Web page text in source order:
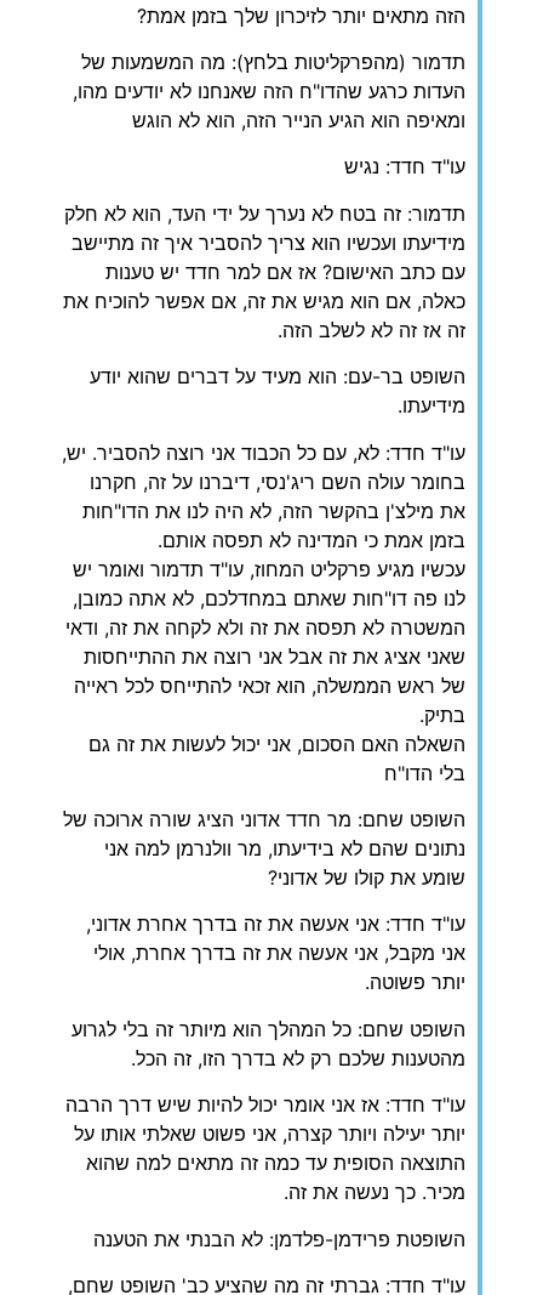
הזה מתאים יותר לזיכרון שלך בזמן אמת?
תדמור (מהפרקליטות בלחץ): מה המשמעות של
העדות כרגע שהדו"ח הזה שאנחנו לא יודעים מהו,
ומאיפה הוא הגיע הנייר הזה, הוא לא הוגש
עו"ד חדד: נגיש
תדמור: זה בטח לא נערך על ידי העד, הוא לא חלק
מידיעתו ועכשיו הוא צריך להסביר איך זה מתיישב
עם כתב האישום? אז אם למר חדד יש טענות
כאלה, אם הוא מגיש את זה, אם אפשר להוכיח את
זה אז זה לא לשלב הזה.
השופט בר-עם: הוא מעיד על דברים שהוא יודע
מידיעתו.
עו"ד חדד: לא, עם כל הכבוד אני רוצה להסביר. יש,
בחומר עולה השם ריג'נסי, דיברנו על זה, חקרנו
את מילצ'ן בהקשר הזה, לא היה לנו את הדו"חות
בזמן אמת כי המדינה לא תפסה אותם.
עכשיו מגיע פרקליט המחוז, עו"ד תדמור ואומר יש
לנו פה דו"חות שאתם במחדלכם, לא אתה כמובן,
המשטרה לא תפסה את זה ולא לקחה את זה, ודאי
שאני אציג את זה אבל אני רוצה את ההתייחסות
של ראש הממשלה, הוא זכאי להתייחס לכל ראייה
בתיק.
השאלה האם הסכום, אני יכול לעשות את זה גם
בלי הדו"ח
השופט שחם: מר חדד אדוני הציג שורה ארוכה של
נתונים שהם לא בידיעתו, מר וולנרמן למה אני
שומע את קולו של אדוני?
עו"ד חדד: אני אעשה את זה בדרך אחרת אדוני,
אני מקבל, אני אעשה את זה בדרך אחרת, אולי
יותר פשוטה.
השופט שחם: כל המהלך הוא מיותר זה בלי לגרוע
מהטענות שלכם רק לא בדרך הזו, זה הכל.
עו"ד חדד: אז אני אומר יכול להיות שיש דרך הרבה
יותר יעילה ויותר קצרה, אני פשוט שאלתי אותו על
התוצאה הסופית עד כמה זה מתאים למה שהוא
מכיר. כך נעשה את זה.
השופטת פרידמן-פלדמן: לא הבנתי את הטענה
עו"ד חדד: גברתי זה מה שהציע כב' השופט שחם,